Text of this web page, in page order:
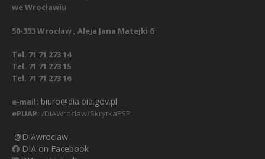
we Wrocławiu
50-333 Wrocław , Aleja Jana Matejki 6
Tel. 71 71 273 14
Tel. 71 71 273 15
Tel. 71 71 273 16
e-mail: biuro@dia.oia.gov.pl
ePUAP: /DIAWroclaw/SkrytkaESP
@DIAwroclaw
DIA on Facebook